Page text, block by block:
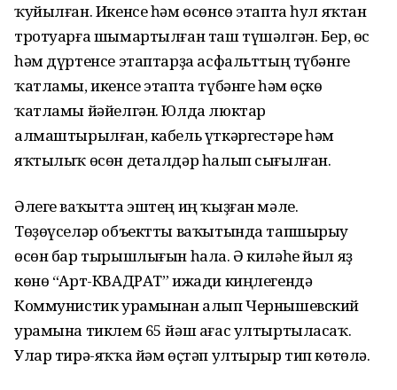
ҡуйылған. Икенсе һәм өсөнсө этапта һул яҡтан
тротуарға шымартылған таш түшәлгән. Бер, өс
һәм дүртенсе этаптарҙа асфальттың түбәнге
ҡатламы, икенсе этапта түбәнге һәм өҫкө
ҡатламы йәйелгән. Юлда люктар
алмаштырылған, кабель үткәргестәре һәм
яҡтылыҡ өсөн деталдәр һалып сығылған.
Әлеге ваҡытта эштең иң ҡыҙған мәле.
Төҙөүселәр объектты ваҡытында тапшырыу
өсөн бар тырышлығын һала. Ә киләһе йыл яҙ
көнө “Арт-КВАДРАТ” ижади киңлегендә
Коммунистик урамынан алып Чернышевский
урамына тиклем 65 йәш ағас ултыртыласаҡ.
Улар тирә-яҡҡа йәм өҫтәп ултырыр тип көтөлә.